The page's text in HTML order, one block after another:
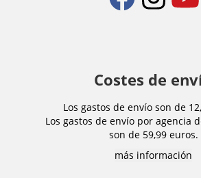
Costes de
Los gastos de envío son de
Los gastos de envío por agencia
son de 59,99 euros.
más información